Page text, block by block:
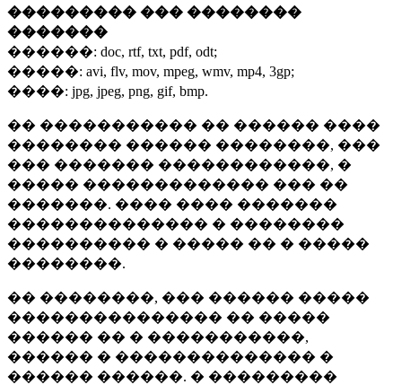
��������� ��� ��������
�������
������: doc, rtf, txt, pdf, odt;
�����: avi, flv, mov, mpeg, wmv, mp4, 3gp;
����: jpg, jpeg, png, gif, bmp.
�� ����������� �� ������ ����
�������� ������ ��������, ���
��� ������� ������������, �
����� ������������� ��� ��
�������. ���� ���� �������
�������������� � ��������
���������� � ����� �� � �����
��������.
�� ��������, ��� ������ �����
��������������� �� �����
������ �� � �����������,
������ � �������������� �
������ ������. � ���������